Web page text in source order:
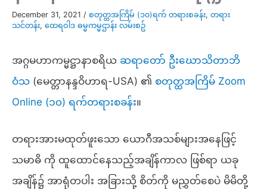
December 31, 2021 / စတုတ္ထအကြိမ် (၁၀)ရက် တရားစခန်း, တရား
သင်တန်း, ထေရဝါဒ ဓမ္မကမ္မဌာန်း လမ်းစဥ်
အဂ္ဂမဟာကမ္မဋ္ဌာနာစရိယ ဆရာတော် ဦးဃောသိတာဘိ
ဝံသ (မေတ္တာနန္ဒဝိဟာရ-USA) ၏ စတုတ္ထအကြိမ် Zoom
Online (၁၀) ရက်တရားစခန်း။
တရားအားမထုတ်ဖူးသော ယောဂီအသစ်များအနေဖြင့်
သမာဓိ ကို ထူထောင်နေသည့်အချိန်ကာလ ဖြစ်ရာ ယခု
အချိန်၌ အာရုံတပါး အခြားသို့ စိတ်ကို မညွှတ်စေပဲ မိမိတို့